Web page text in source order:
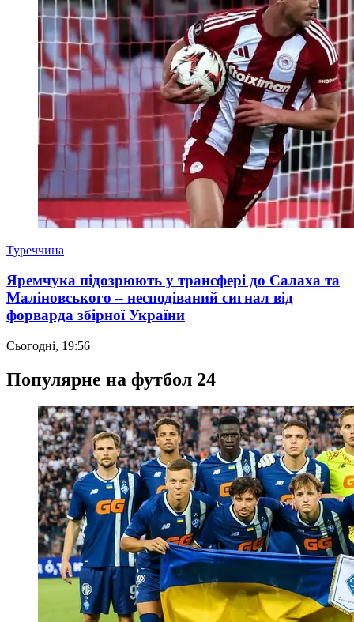
Туреччина
Яремчука підозрюють у трансфері до Салаха та
Маліновського – несподіваний сигнал від
форварда збірної України
Сьогодні, 19:56
Популярне на футбол 24